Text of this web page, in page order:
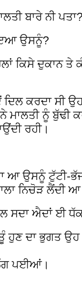
ਬਾਰੇ ਨੀ
ਉਸਨੂੰ?
ਕਿਸੇ ਦੁਕਾਨ ਤੇ
ਦਿਲ ਕਰਦਾ
ਮਾਲਤੀ ਨੂੰ ਬੁੱਢੀ
ਰਹੀ।
ਆ ਉਸਨੂੰ ਟੁੱਟੀ-
ਨਿਚੋੜ ਲੈਂਦੀ
ਸਦਾ ਐਦਾਂ ਈ
ਹੁਣ ਦਾ ਭੁਗਤ
ਪਈਆਂ।